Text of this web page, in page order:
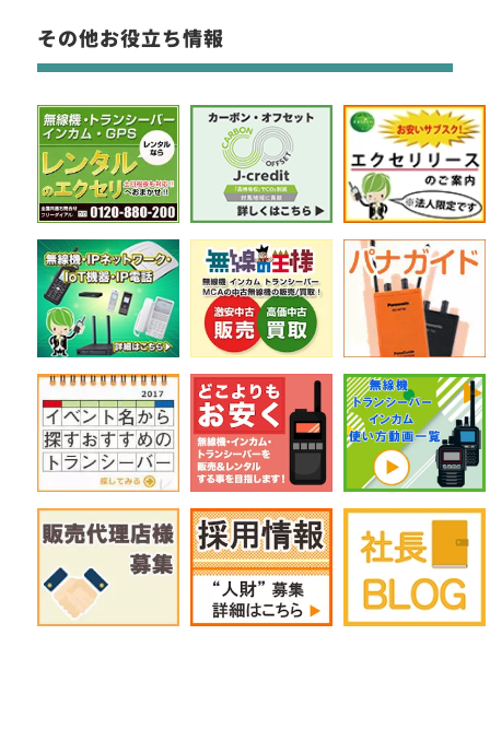
その他お役立ち情報